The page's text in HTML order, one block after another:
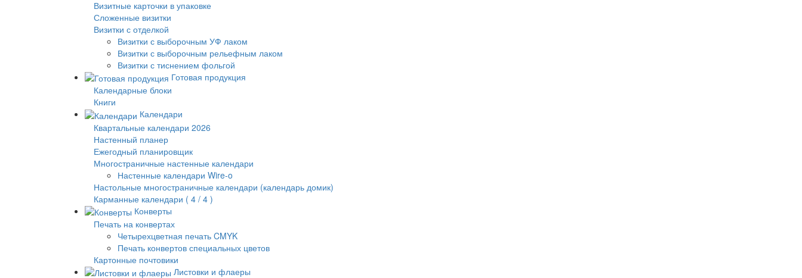
Визитные карточки в упаковке
Сложенные визитки
Визитки с отделкой
Визитки с выборочным УФ лаком
Визитки с выборочным рельефным лаком
Визитки с тиснением фольгой
Готовая продукция
Календарные блоки
Книги
Календари
Квартальные календари 2026
Настенный планер
Ежегодный планировщик
Многостраничные настенные календари
Настенные календари Wire-o
Настольные многостраничные календари (календарь домик)
Карманные календари ( 4 / 4 )
Конверты
Печать на конвертах
Четырехцветная печать CMYK
Печать конвертов специальных цветов
Картонные почтовики
Листовки и флаеры